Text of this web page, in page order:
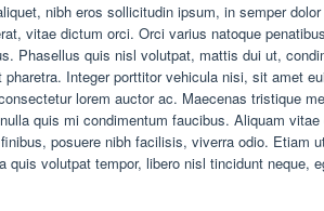
nibh eros sollicitudin ipsum, in semper
vitae dictum orci. Orci varius natoque
Phasellus quis nisl volutpat, mattis dui ut,
Integer porttitor vehicula nisi, sit amet
lorem auctor ac. Maecenas tristique
quis mi condimentum faucibus. Aliquam
posuere nibh facilisis, viverra odio. Etiam
quis volutpat tempor, libero nisl tincidunt neque,